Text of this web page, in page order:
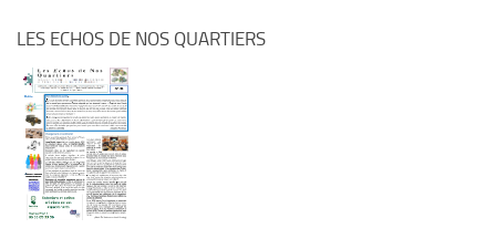
LES ECHOS DE NOS QUARTIERS